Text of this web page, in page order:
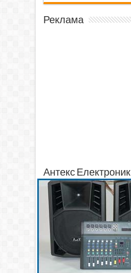
Реклама
Антекс Електроник